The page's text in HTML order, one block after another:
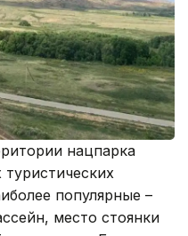
нацпарка
популярные –
место стоянки